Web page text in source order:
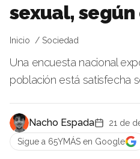
sexual, según
Inicio Sociedad
Una encuesta nacional
población está satisfecha
Nacho Espada
21 de
Sigue a 65YMÁS en Google